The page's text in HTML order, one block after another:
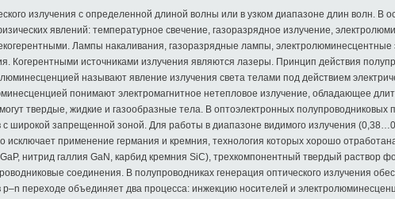
излучения с определенной длиной волны или в узком диапазоне длин волн. В
явлений: температурное свечение, газоразрядное излучение,
Лампы накаливания, газоразрядные лампы,
Когерентными источниками излучения являются лазеры. Принцип действия
называют явление излучения света телами под действием
понимают электромагнитное нетепловое излучение, обладающее
твердые, жидкие и газообразные тела. В оптоэлектронных полупроводниковых
широкой запрещенной зоной. Для работы в диапазоне видимого излучения
применение германия и кремния, технология которых хорошо
нитрид галлия GaN, карбид кремния SiC), трехкомпонентный твердый раствор
соединения. В полупроводниках генерация оптического излучения
переходе объединяет два процесса: инжекцию носителей и